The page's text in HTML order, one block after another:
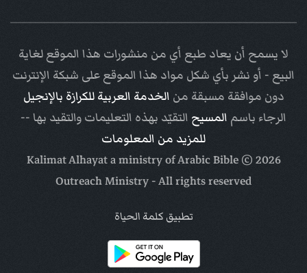
لا يسمح أن يعاد طبع أي من منشورات هذا الموقع لغاية
البيع - أو نشر بأي شكل مواد هذا الموقع على شبكة الإنترنت
دون موافقة مسبقة من الخدمة العربية للكرازة بالإنجيل
الرجاء باسم المسيح التقيّد بهذه التعليمات والتقيد بها --
للمزيد من المعلومات
2026
© Kalimat Alhayat a ministry of
Arabic Bible
Outreach Ministry- All rights reserved
تطبيق كلمة الحياة